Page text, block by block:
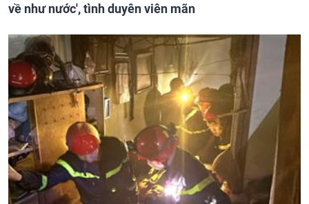
về như nước', tình duyên viên mãn